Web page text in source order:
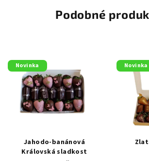
Podobné
Novinka
Jahodo-banánová
Královská sladkost
Novinka